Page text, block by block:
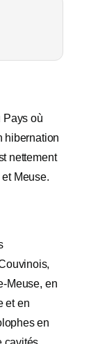
Pays où
hibernation
nettement
Meuse.
Meuse, en
et en
en